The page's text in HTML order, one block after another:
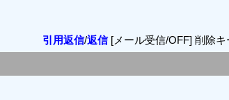
引用返信/返信[メール受信/OFF] 削除キ